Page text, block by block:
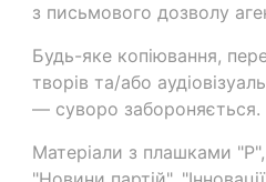
з письмового дозволу
Будь-яке копіювання,
творів та/або
— суворо забороняється.
Матеріали з плашками